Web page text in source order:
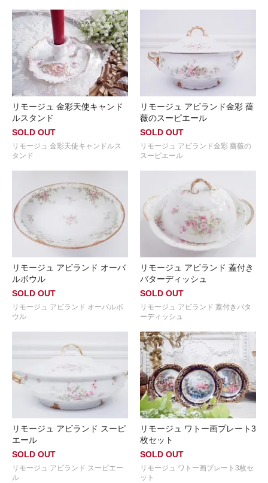
リモージュ 金彩天使キャンド
ルスタンド
SOLD OUT
リモージュ 金彩天使キャンドルス
タンド
リモージュ アビランド金彩 薔
薇のスーピエール
SOLD OUT
リモージュ アビランド金彩 薔薇の
スーピエール
リモージュ アビランド オーバ
ルボウル
SOLD OUT
リモージュ アビランド オーバルボ
ウル
リモージュ アビランド 蓋付き
バターディッシュ
SOLD OUT
リモージュ アビランド 蓋付きバタ
ーディッシュ
リモージュ アビランド スーピ
エール
SOLD OUT
リモージュ アビランド スーピエー
ル
リモージュ ワトー画プレート3
枚セット
SOLD OUT
リモージュ ワトー画プレート3枚セ
ット